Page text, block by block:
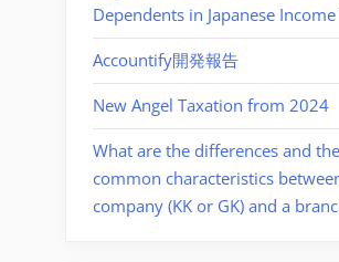
Dependents in Japanese Income
Accountify開発報告
New Angel Taxation from 2024
What are the differences and the
common characteristics
company (KK or GK) and a